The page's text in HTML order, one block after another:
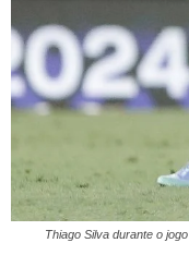
Thiago Silva durante o